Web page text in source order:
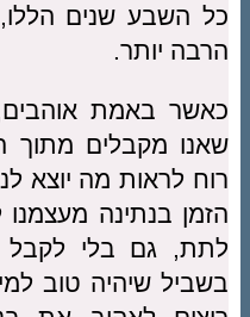
כל השבע שנים הללו,
הרבה יותר.
כאשר באמת
שאנו מקבלים מתוך
רוח לראות מה יוצא
הזמן בנתינה
לתת, גם בלי לקבל
בשביל שיהיה טוב למי